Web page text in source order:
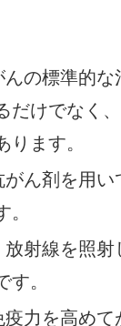
んの標準的
だけでなく
ります。
がん剤を用い
放射線を照射
す。
疫力を高めて